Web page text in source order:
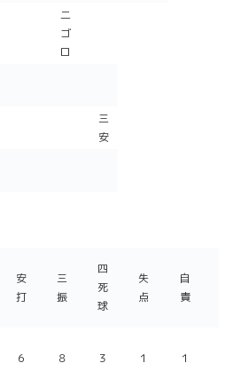
二
ゴ
ロ
三
安
安
打
三
振
四
死
球
失
点
自
責
６ ８ ３ １ １